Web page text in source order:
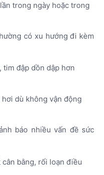
trong ngày hoặc trong
có xu hướng đi kèm
tim đập dồn dập hơn
dù không vận động
báo nhiều vấn đề sức
bằng, rối loạn điều